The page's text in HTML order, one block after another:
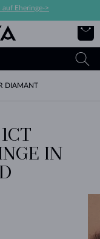
auf Eheringe->
DIAMANT
IN